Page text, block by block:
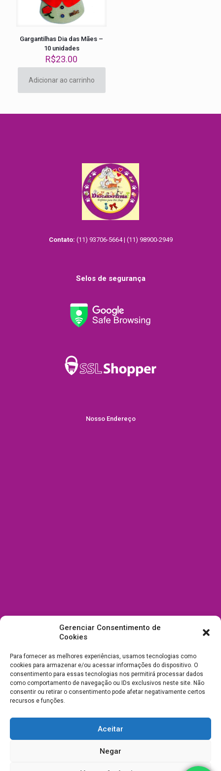
Gerenciar Consentimento de
Cookies
Para fornecer as melhores experiências, usamos tecnologias como
cookies para armazenar e/ou acessar informações do dispositivo. O
consentimento para essas tecnologias nos permitirá processar dados
como comportamento de navegação ou IDs exclusivos neste site. Não
consentir ou retirar o consentimento pode afetar negativamente certos
recursos e funções.
Aceitar
Negar
Gargantilhas Dia das Mães –
10 unidades
R$23.00
Adicionar ao carrinho
Contato: (11) 93706-5664 | (11) 98900-2949
Selos de segurança
Nosso Endereço
03.238.240/0001-39 -Desenvolvimento e Suporte